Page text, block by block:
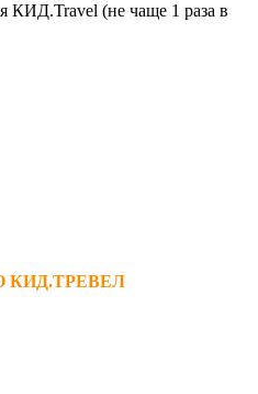
КИД.Travel (не чаще 1 раза в